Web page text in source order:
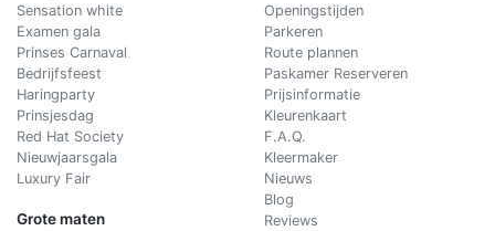
Sensation white
Examen gala
Prinses Carnaval
Bedrijfsfeest
Haringparty
Prinsjesdag
Red Hat Society
Nieuwjaarsgala
Luxury Fair
Grote maten
Openingstijden
Parkeren
Route plannen
Paskamer Reserveren
Prijsinformatie
Kleurenkaart
F.A.Q.
Kleermaker
Nieuws
Blog
Reviews